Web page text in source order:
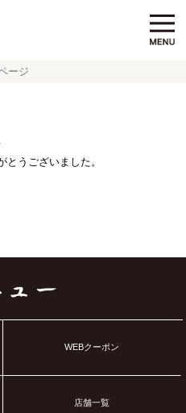
ージ
うございました。
WEBクーポン
店舗一覧